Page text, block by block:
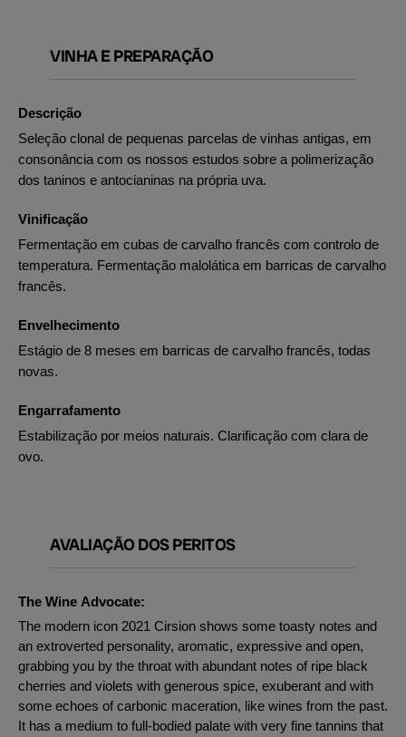
VINHA E PREPARAÇÃO
Descrição
Seleção clonal de pequenas parcelas de vinhas antigas, em
consonância com os nossos estudos sobre a polimerização
dos taninos e antocianinas na própria uva.
Vinificação
Fermentação em cubas de carvalho francês com controlo de
temperatura. Fermentação malolática em barricas de carvalho
francês.
Envelhecimento
Estágio de 8 meses em barricas de carvalho francês, todas
novas.
Engarrafamento
Estabilização por meios naturais. Clarificação com clara de
ovo.
AVALIAÇÃO DOS PERITOS
The Wine Advocate:
The modern icon 2021 Cirsion shows some toasty notes and
an extroverted personality, aromatic, expressive and open,
grabbing you by the throat with abundant notes of ripe black
cherries and violets with generous spice, exuberant and with
some echoes of carbonic maceration, like wines from the past.
It has a medium to full-bodied palate with very fine tannins that